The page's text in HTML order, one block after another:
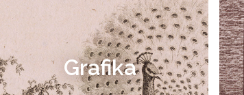
Grafika